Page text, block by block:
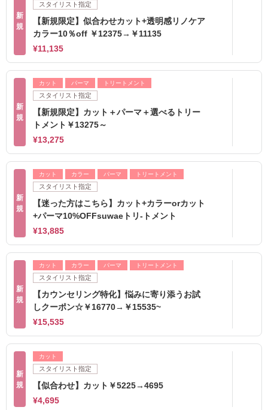
新
規
スタイリスト指定
【新規限定】似合わせカット+透明感リノケア
カラー10％off ￥12375→￥11135
¥11,135
新
規
カット パーマ トリートメント
スタイリスト指定
【新規限定】カット＋パーマ＋選べるトリー
トメント￥13275～
¥13,275
新
規
カット カラー パーマ トリートメント
スタイリスト指定
【迷った方はこちら】カット+カラーorカット
+パーマ10%OFFsuwaeトリ-トメント
¥13,885
新
規
カット カラー パーマ トリートメント
スタイリスト指定
【カウンセリング特化】悩みに寄り添うお試
しクーポン☆￥16770→￥15535~
¥15,535
新
規
カット
スタイリスト指定
【似合わせ】カット￥5225→4695
¥4,695